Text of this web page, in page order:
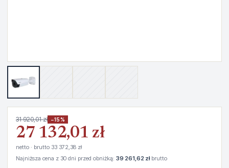
31 920,01 zł −15%
27 132,01 zł
netto · brutto 33 372,38 zł
Najniższa cena z 30 dni przed obniżką: 39 261,62 złbrutto